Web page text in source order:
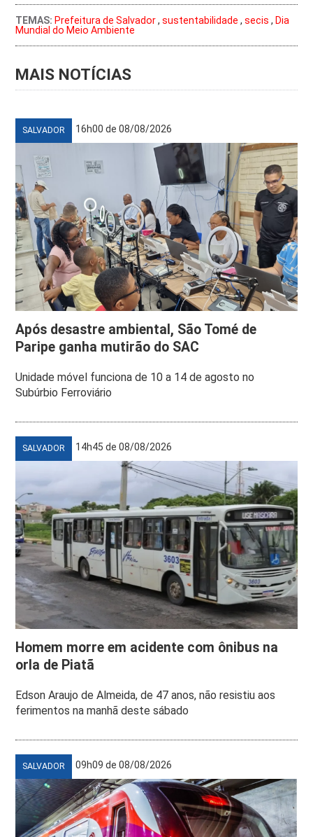
TEMAS: Prefeitura de Salvador,sustentabilidade ,secis , Dia
Mundial do Meio Ambiente
MAIS NOTÍCIAS
SALVADOR 16h00 de 08/08/2026
Após desastre ambiental, São Tomé de
Paripe ganha mutirão do SAC
Unidade móvel funciona de 10 a 14 de agosto no
Subúrbio Ferroviário
SALVADOR 14h45 de 08/08/2026
Homem morre em acidente com ônibus na
orla de Piatã
Edson Araujo de Almeida, de 47 anos, não resistiu aos
ferimentos na manhã deste sábado
SALVADOR 09h09 de 08/08/2026